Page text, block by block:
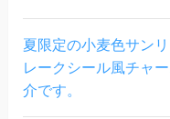
夏限定の小麦色サン
レークシール風チャ
介です。